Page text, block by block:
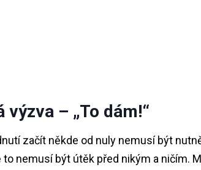
výzva – „To dám!“
začít někde od nuly nemusí být
to nemusí být útěk před nikým a ničím.